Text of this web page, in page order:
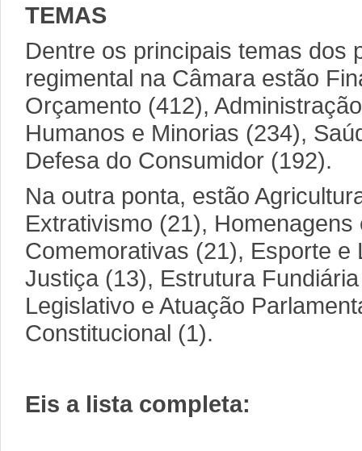
TEMAS
Dentre os principais temas dos
regimental na Câmara estão
Orçamento (412),
Humanos e Minorias (234),
Defesa do Consumidor (192).
Na outra ponta, estão
Extrativismo (21), Homenagens
Comemorativas (21), Esporte e
Justiça (13), Estrutura
Legislativo e Atuação
Constitucional (1).
Eis a lista completa: